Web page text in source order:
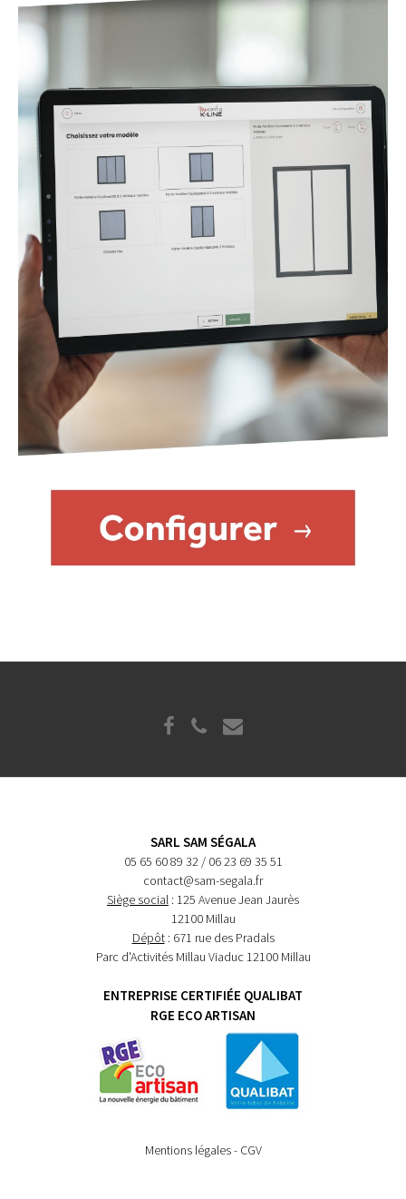
SARL SAM SÉGALA
05 65 60 89 32 / 06 23 69 35 51
contact@sam-segala.fr
Siège social : 125 Avenue Jean Jaurès
12100 Millau
Dépôt: 671 rue des Pradals
Parc d'Activités Millau Viaduc 12100 Millau
ENTREPRISE CERTIFIÉE QUALIBAT
RGE ECO ARTISAN
Mentions légales- CGV